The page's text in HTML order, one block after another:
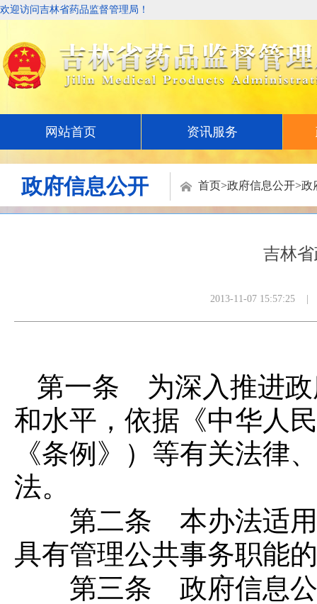
欢迎访问吉林省药品监督管理局！
网站首页 资讯服务
政府信息公开 首页>政府信息公开>政
吉林
2013-11-07
第一条 为深入推进政
和水平，依据《中华人
《条例》）等有关法律
法。
第二条 本办法适用
具有管理公共事务职能
第三条 政府信息公